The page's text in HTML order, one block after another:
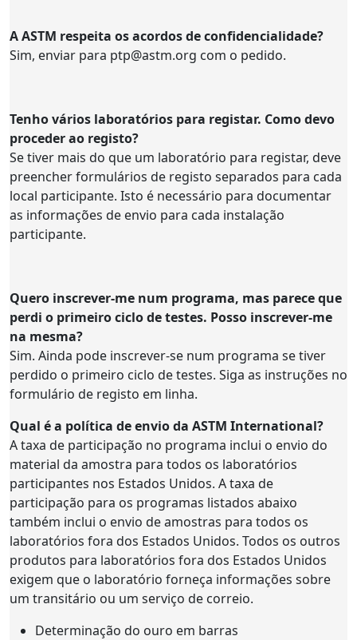
A ASTM respeita os acordos de confidencialidade?
Sim, enviar para ptp@astm.org com o pedido.
Tenho vários laboratórios para registar. Como devo
proceder ao registo?
Se tiver mais do que um laboratório para registar, deve
preencher formulários de registo separados para cada
local participante. Isto é necessário para documentar
as informações de envio para cada instalação
participante.
Quero inscrever-me num programa, mas parece que
perdi o primeiro ciclo de testes. Posso inscrever-me
na mesma?
Sim. Ainda pode inscrever-se num programa se tiver
perdido o primeiro ciclo de testes. Siga as instruções no
formulário de registo em linha.
Qual é a política de envio da ASTM International?
A taxa de participação no programa inclui o envio do
material da amostra para todos os laboratórios
participantes nos Estados Unidos. A taxa de
participação para os programas listados abaixo
também inclui o envio de amostras para todos os
laboratórios fora dos Estados Unidos. Todos os outros
produtos para laboratórios fora dos Estados Unidos
exigem que o laboratório forneça informações sobre
um transitário ou um serviço de correio.
Determinação do ouro em barras